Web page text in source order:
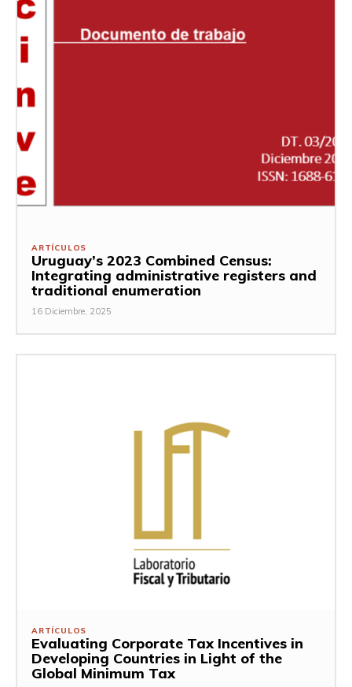
ARTÍCULOS
Uruguay’s 2023 Combined Census:
Integrating administrative registers and
traditional enumeration
16 Diciembre, 2025
ARTÍCULOS
Evaluating Corporate Tax Incentives in
Developing Countries in Light of the
Global Minimum Tax